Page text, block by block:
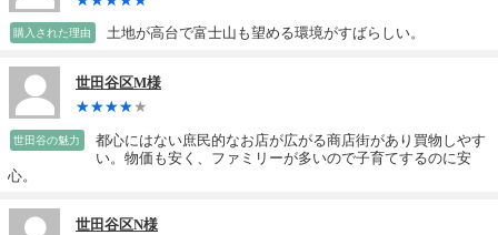
購入された理由 土地が高台で富士山も望める環境がすばらしい。
世田谷区M様
世田谷の魅力
都心にはない庶民的なお店が広がる商店街があり買物しやす
い。物価も安く、ファミリーが多いので子育てするのに安
心。
世田谷区N様